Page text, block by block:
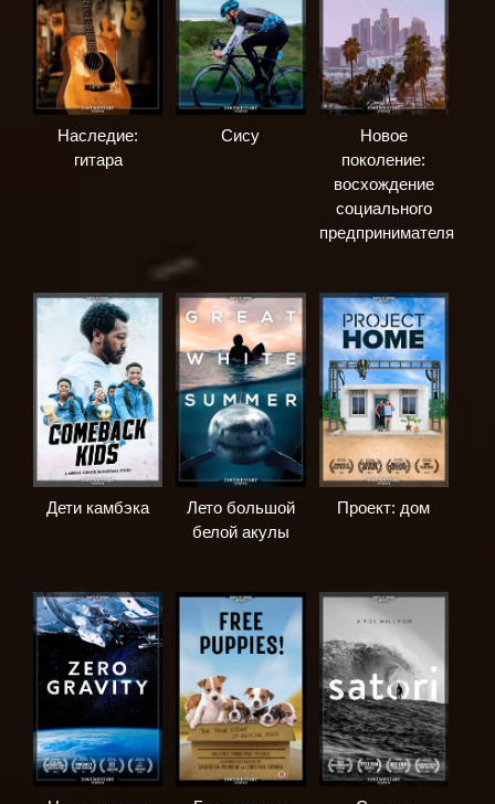
Наследие:
гитара
Сису
Новое
поколение:
восхождение
социального
предпринимателя
Дети камбэка
Лето большой
белой акулы
Проект: дом